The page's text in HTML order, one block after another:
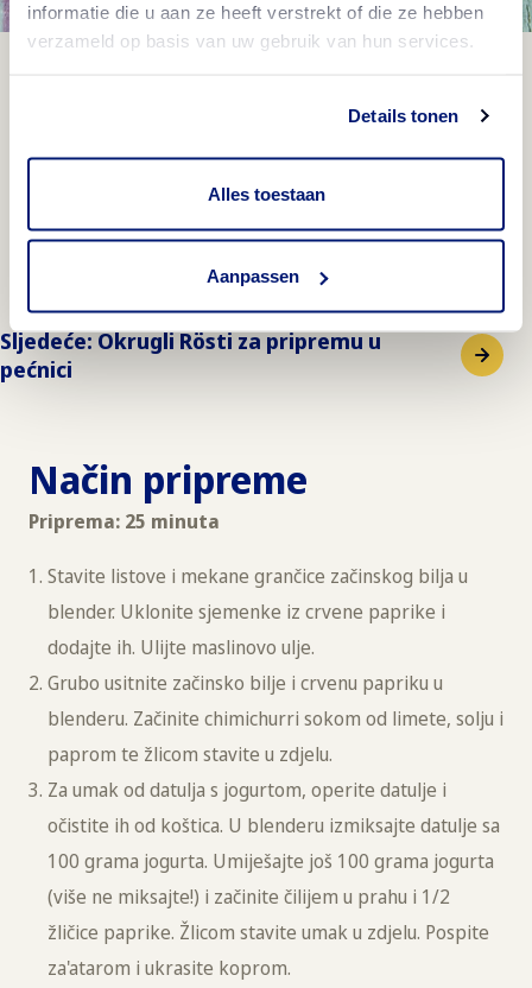
informatie die u aan ze heeft verstrekt of die ze hebben
verzameld op basis van uw gebruik van hun services.
Details tonen
Alles toestaan
Aanpassen
Sljedeće:Okrugli Rösti za pripremu u
pećnici
Način pripreme
Priprema: 25 minuta
Stavite listove i mekane grančice začinskog bilja u
blender. Uklonite sjemenke iz crvene paprike i
dodajte ih. Ulijte maslinovo ulje.
Grubo usitnite začinsko bilje i crvenu papriku u
blenderu. Začinite chimichurri sokom od limete, solju i
paprom te žlicom stavite u zdjelu.
Za umak od datulja s jogurtom, operite datulje i
očistite ih od koštica. U blenderu izmiksajte datulje sa
100 grama jogurta. Umiješajte još 100 grama jogurta
(više ne miksajte!) i začinite čilijem u prahu i 1/2
žličice paprike. Žlicom stavite umak u zdjelu. Pospite
za'atarom i ukrasite koprom.